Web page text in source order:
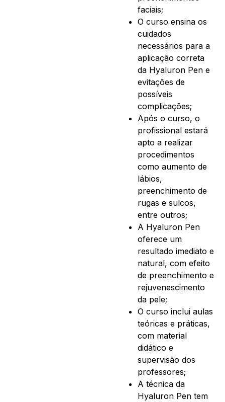
faciais;
O curso ensina os
cuidados
necessários para a
aplicação correta
da Hyaluron Pen e
evitações de
possíveis
complicações;
Após o curso, o
profissional estará
apto a realizar
procedimentos
como aumento de
lábios,
preenchimento de
rugas e sulcos,
entre outros;
A Hyaluron Pen
oferece um
resultado imediato e
natural, com efeito
de preenchimento e
rejuvenescimento
da pele;
O curso inclui aulas
teóricas e práticas,
com material
didático e
supervisão dos
professores;
A técnica da
Hyaluron Pen tem